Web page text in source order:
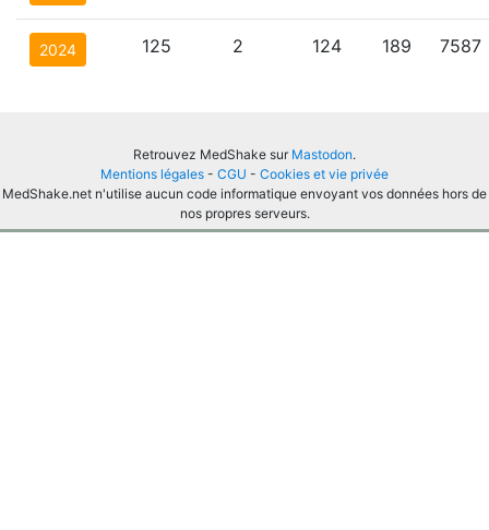
2024 125 2 124 189 7587
Retrouvez MedShake sur Mastodon.
Mentions légales - CGU - Cookies et vie privée
MedShake.net n'utilise aucun code informatique envoyant vos données hors de
nos propres serveurs.